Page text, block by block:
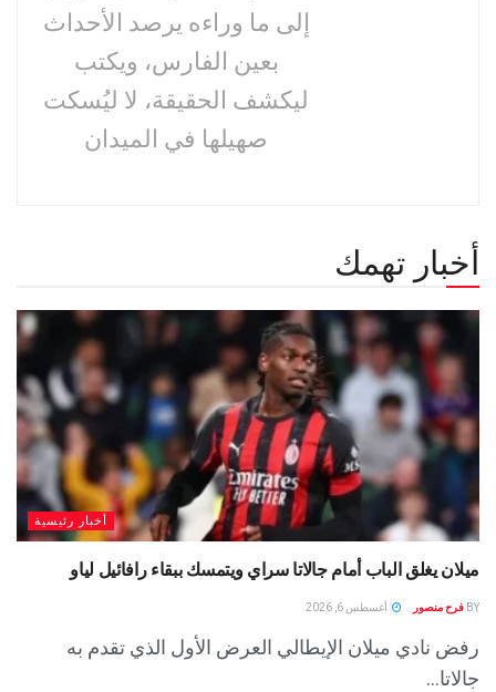
إلى ما وراءه يرصد الأحداث
بعين الفارس، ويكتب
ليكشف الحقيقة، لا ليُسكت
صهيلها في الميدان
أخبار تهمك
أخبار رئيسية
ميلان يغلق الباب أمام جالاتا سراي ويتمسك ببقاء رافائيل لياو
BY فرح منصور أغسطس 6, 2026
رفض نادي ميلان الإيطالي العرض الأول الذي تقدم به
جالاتا...